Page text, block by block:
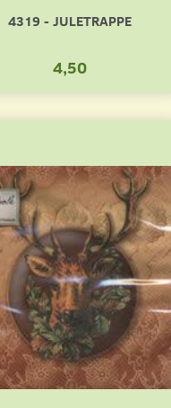
4319 - JULETRAPPE
4,50